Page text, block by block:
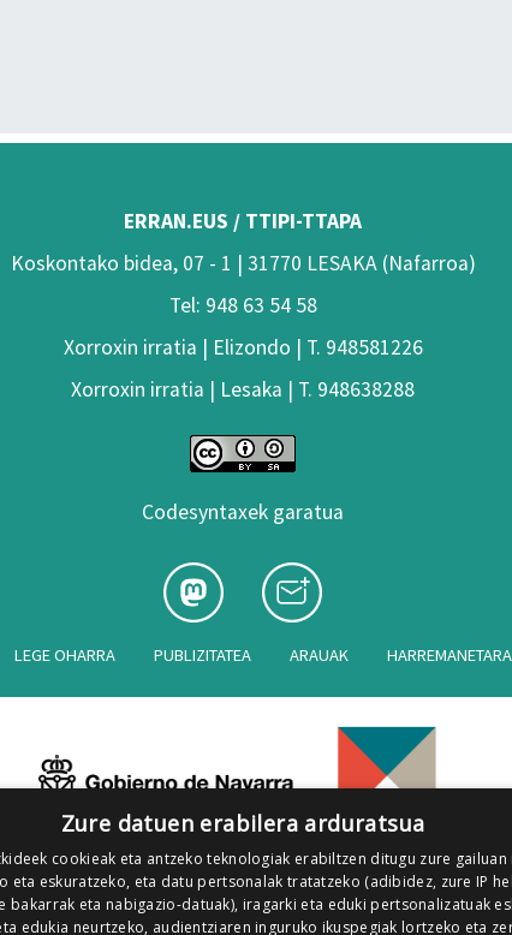
ERRAN.EUS / TTIPI-TTAPA
Koskontako bidea, 07 - 1 | 31770 LESAKA (Nafarroa)
Tel: 948 63 54 58
Xorroxin irratia | Elizondo | T. 948581226
Xorroxin irratia | Lesaka | T. 948638288
Codesyntaxek garatua
LEGE OHARRA PUBLIZITATEA ARAUAK
Zure datuen erabilera arduratsua
cookieak eta antzeko teknologiak erabiltzen ditugu zure
eta eskuratzeko, eta datu pertsonalak tratatzeko (adibidez, zure IP
bakarrak eta nabigazio-datuak), iragarki eta eduki pertsonalizatuak
edukia neurtzeko, audientziaren inguruko ikuspegiak lortzeko eta